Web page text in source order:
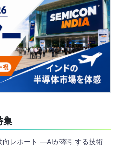
集
レポート ―AIが牽引する技術